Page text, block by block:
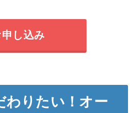
し込み
わりたい！オー